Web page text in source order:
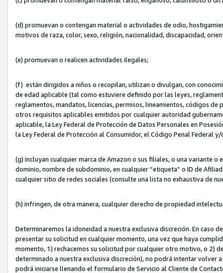
(d) promuevan o contengan material o actividades de odio,
motivos de raza, color, sexo, religión, nacionalidad, discapacidad,
(e) promuevan o realicen actividades ilegales;
(f) están dirigidos a niños o recopilan, utilizan o divulgan, con
de edad aplicable (tal como estuviere definido por las leyes,
reglamentos, mandatos, licencias, permisos, lineamientos, códigos
otros requisitos aplicables emitidos por cualquier autoridad
aplicable, la Ley Federal de Protección de Datos Personales en
la Ley Federal de Protección al Consumidor, el Código Penal Federal
(g) incluyan cualquier marca de Amazon o sus filiales, o una variante
dominio, nombre de subdominio, en cualquier “etiqueta” o ID de
cualquier sitio de redes sociales (consulte una lista no exhaustiva de
(h) infringen, de otra manera, cualquier derecho de propiedad
Determinaremos la idoneidad a nuestra exclusiva discreción. En caso
presentar su solicitud en cualquier momento, una vez que haya
momento, 1) rechacemos su solicitud por cualquier otro motivo, o 2)
determinado a nuestra exclusiva discreción), no podrá intentar volver
podrá iniciarse llenando el formulario de Servicio al Cliente de